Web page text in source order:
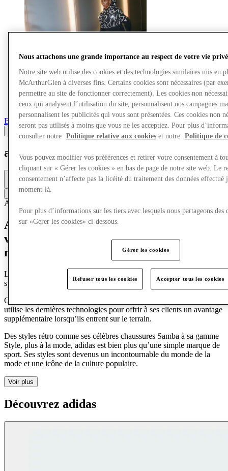
Boutiques
adidas
9am - 6pm
Contacter la boutique
Accessoires & Sacs
Adidas est le summum du style, de ses
vêtements de sport jusqu’à ses lignes de
mode.
Le logo adidas est reconnu comme un symbole de chaussures de
sport de qualité dans le monde entier.
Qu’il s’agisse de course, de football, de tennis ou de golf, adidas
utilise les dernières technologies pour offrir à ses clients un avantage
supplémentaire lorsqu’ils entrent sur le terrain.
Des styles rétro comme ses célèbres chaussures Samba à sa gamme
Style, plus à la mode, adidas est bien plus qu’une simple marque de
sport. Ses styles sont devenus un incontournable du monde de la
mode et une icône de la culture populaire.
Voir plus
Découvrez adidas
Nous attachons une grande importance au respect de votre vie
Notre site web utilise des cookies et des technologies similaires mis en
McArthurGlen à diverses fins. Certains cookies sont nécessaires (par
permettre au site de fonctionner correctement). Les cookies non
ceux qui analysent l’utilisation du site, personnalisent nos campagnes
personnalisent les publicités qui vous sont présentées. Ces cookies non
seront pas utilisés à moins que vous ne les acceptiez. Pour plus
consulter notre Politique relative aux cookieset notre Politique de
Vous pouvez modifier vos préférences et retirer votre consentement à
cliquant sur « Gérer les cookies » en bas de page de notre site web. Le
consentement n’affecte pas la licéité du traitement des données effectué
moment-là.
Pour plus d’informations sur les tiers avec lesquels nous partageons des
sur «Gérer les cookies» ci-dessous.
Gérer les cookies
Refuser tous les cookies Accepter tous les cookies